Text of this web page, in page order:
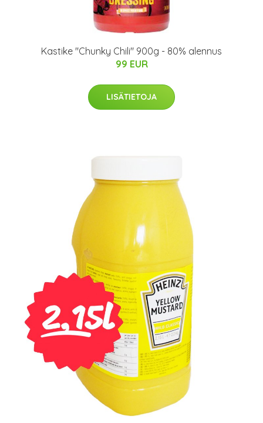
Kastike "Chunky Chili" 900g - 80% alennus
99 EUR
LISÄTIETOJA